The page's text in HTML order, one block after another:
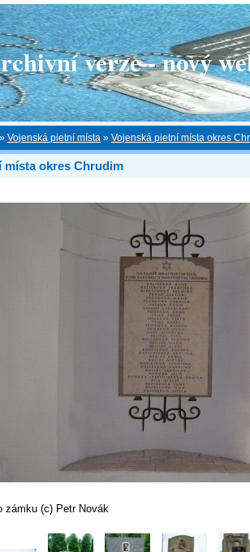
verze - nový
» Vojenská pietní místa » Vojenská pietní místa okres
místa okres Chrudim
zámku (c) Petr Novák